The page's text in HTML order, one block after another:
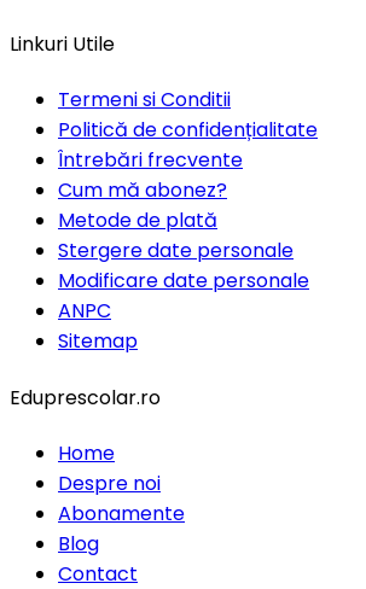
Linkuri Utile
Termeni si Conditii
Politică de confidențialitate
Întrebări frecvente
Cum mă abonez?
Metode de plată
Stergere date personale
Modificare date personale
ANPC
Sitemap
Eduprescolar.ro
Home
Despre noi
Abonamente
Blog
Contact